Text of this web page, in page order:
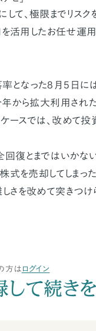
、極限までリスク
活用したお任せ運用
となった8月5日に
年から拡大利用さ
ースでは、改めて投
復とまではいかな
式を売却してしまっ
さを改めて突きつ
方は ログイン
して続き